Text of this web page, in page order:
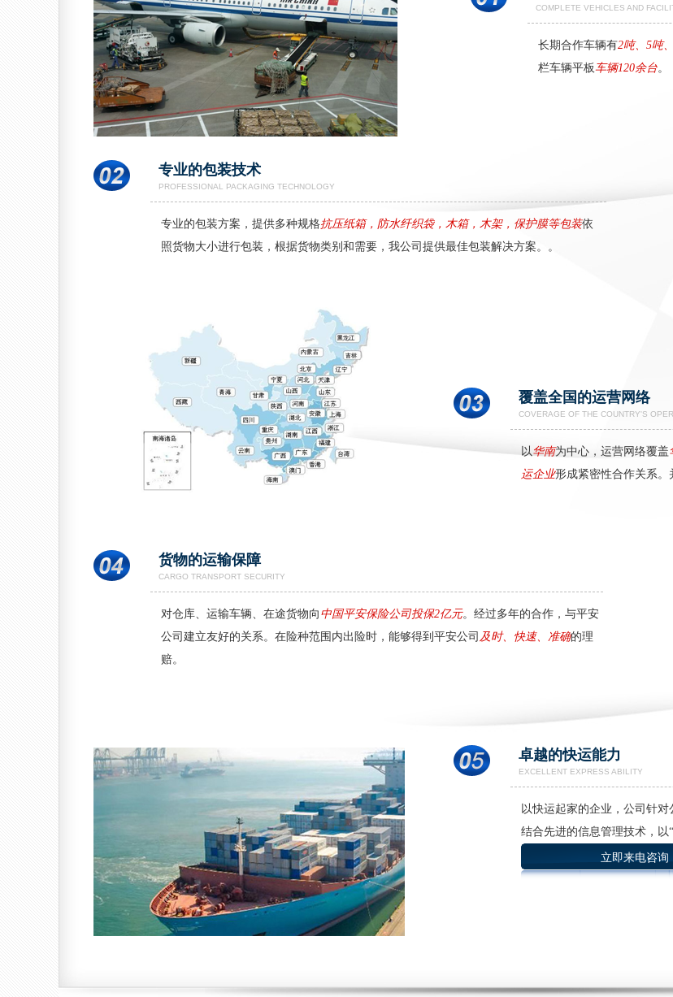
海运 (3) 空运 (1)
COMPLETE VEHICLES AND
长期合作车辆有2吨、5吨
栏车辆平板车辆120余台。
专业的包装技术
PROFESSIONAL PACKAGING TECHNOLOGY
专业的包装方案，提供多种规格抗压纸箱，防水纤织袋，木箱，木架，保护膜等包装依
照货物大小进行包装，根据货物类别和需要，我公司提供最佳包装解决方案。。
覆盖全国的运营网络
COVERAGE OF THE COUNTRY'S
以华南为中心，运营网络覆盖
运企业形成紧密性合作关系。
货物的运输保障
CARGO TRANSPORT SECURITY
对仓库、运输车辆、在途货物向 中国平安保险公司投保2亿元。经过多年的合作，与平安
公司建立友好的关系。在险种范围内出险时，能够得到平安公司 及时、快速、准确的理
赔。
卓越的快运能力
EXCELLENT EXPRESS ABILITY
以快运起家的企业，公司针
结合先进的信息管理技术，以“
立即来电咨询